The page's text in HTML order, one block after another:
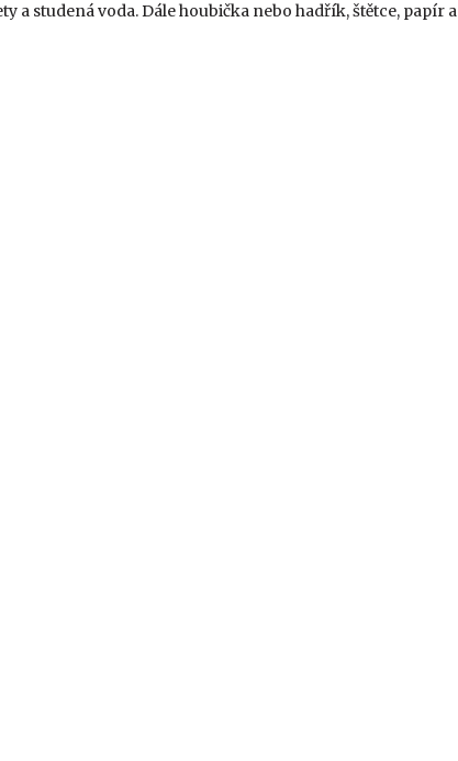
a studená voda. Dále houbička nebo hadřík, štětce, papír a